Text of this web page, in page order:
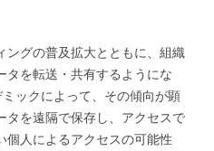
ングの普及拡大とともに、組織
タを転送・共有するようにな
ックによって、その傾向が顕
タを遠隔で保存し、アクセスで
個人によるアクセスの可能性